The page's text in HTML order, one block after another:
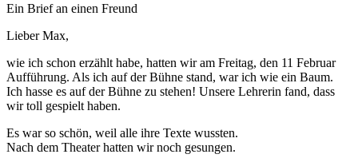
Ein Brief an einen Freund
Lieber Max,
wie ich schon erzählt habe, hatten wir am Freitag, den 11 Februar
Aufführung. Als ich auf der Bühne stand, war ich wie ein Baum.
Ich hasse es auf der Bühne zu stehen! Unsere Lehrerin fand, dass
wir toll gespielt haben.
Es war so schön, weil alle ihre Texte wussten.
Nach dem Theater hatten wir noch gesungen.